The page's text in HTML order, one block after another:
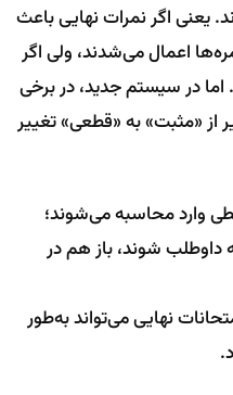
یعنی اگر نمرات نهایی باعث
اعمال می‌شدند، ولی اگر
اما در سیستم جدید، در برخی
از «مثبت» به «قطعی» تغییر
وارد محاسبه می‌شوند؛
داوطلب شوند، باز هم در
نهایی می‌تواند به‌طور